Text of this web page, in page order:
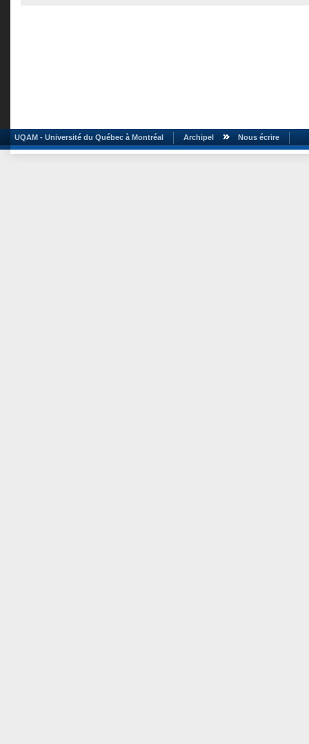
UQAM - Université du Québec à Montréal Archipel Nous écrire